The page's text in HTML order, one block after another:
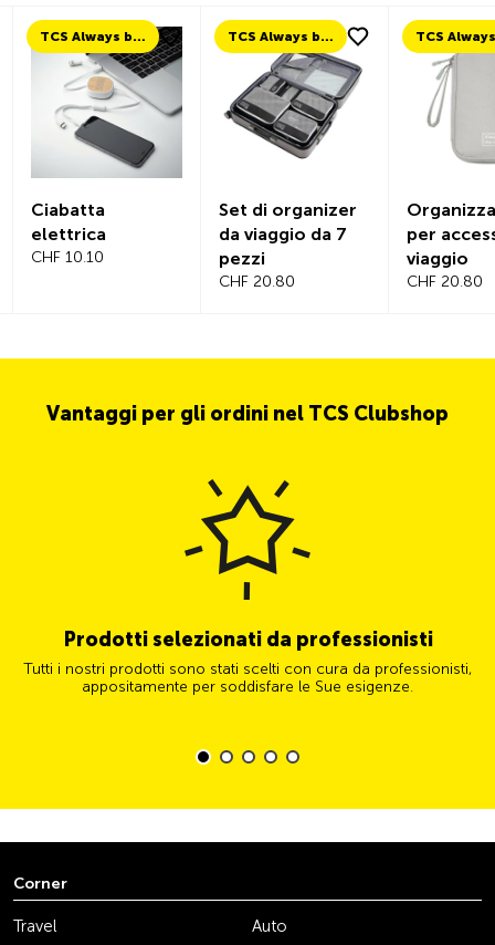
TCS Always by my side
Ciabatta
elettrica
CHF 10.10
TCS Always by my side
Set di organizer
da viaggio da 7
pezzi
CHF 20.80
per
viaggio
CHF 20.80
Vantaggi per gli ordini nel TCS Clubshop
Prodotti selezionati da professionisti
Tutti i nostri prodotti sono stati scelti con cura da professionisti,
appositamente per soddisfare le Sue esigenze.
Corner
Travel
Auto